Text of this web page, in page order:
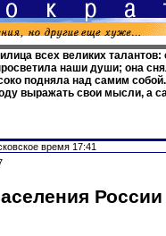
всех великих талантов:
наши души; она
подняла над самим
выражать свои мысли, а
время 17:41